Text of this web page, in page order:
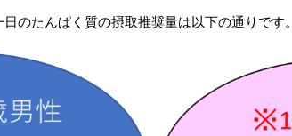
のたんぱく質の摂取推奨量は以下の通りです。